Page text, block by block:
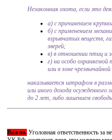
Незаконная охота, если это
а) с причинением
б) с применением
взрывчатых веществ,
зверей;
в) в отношении птиц и
г) на особо охраняемой
или в зоне
наказывается штрафом в
или иного дохода осужденного
до 2 лет, либо лишением
Важно. Уголовная ответственность за